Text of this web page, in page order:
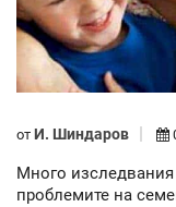
от И. Шиндаров
Много
проблемите на